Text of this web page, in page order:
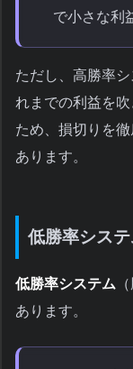
で小さな利
ただし、高勝率シ
れまでの利益を
ため、損切りを
あります。
低勝率シス
低勝率システム
あります。